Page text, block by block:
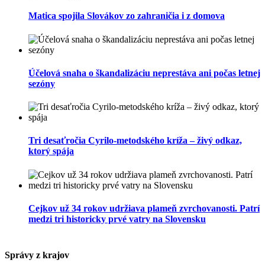
Matica spojila Slovákov zo zahraničia i z domova
Účelová snaha o škandalizáciu neprestáva ani počas letnej
sezóny
Tri desaťročia Cyrilo-metodského kríža – živý odkaz,
ktorý spája
Cejkov už 34 rokov udržiava plameň zvrchovanosti. Patrí
medzi tri historicky prvé vatry na Slovensku
Správy z krajov